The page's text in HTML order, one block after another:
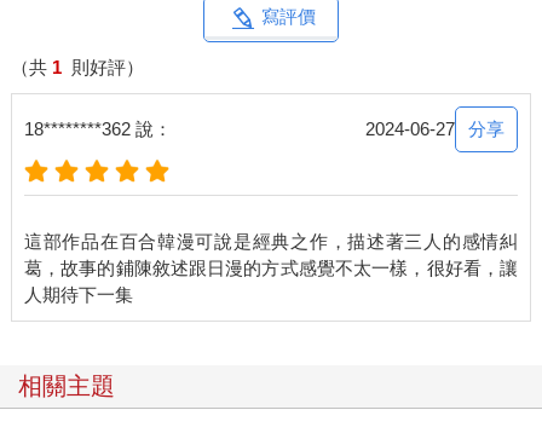
寫評價
（共 1 則好評）
18********362 說： 2024-06-27 分享
這部作品在百合韓漫可說是經典之作，描述著三人的感情糾
葛，故事的鋪陳敘述跟日漫的方式感覺不太一樣，很好看，讓
人期待下一集
相關主題